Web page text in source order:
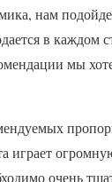
нам
в каждом
мы
играет
очень